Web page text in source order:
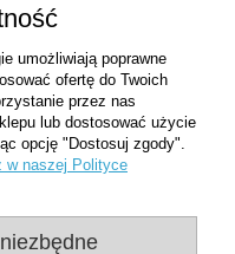
umożliwiają poprawne
ofertę do Twoich
przez nas
lub dostosować użycie
opcję "Dostosuj zgody".
w naszej Polityce